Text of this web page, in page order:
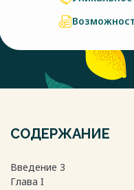
СОДЕРЖАНИЕ
Введение 3
Глава I